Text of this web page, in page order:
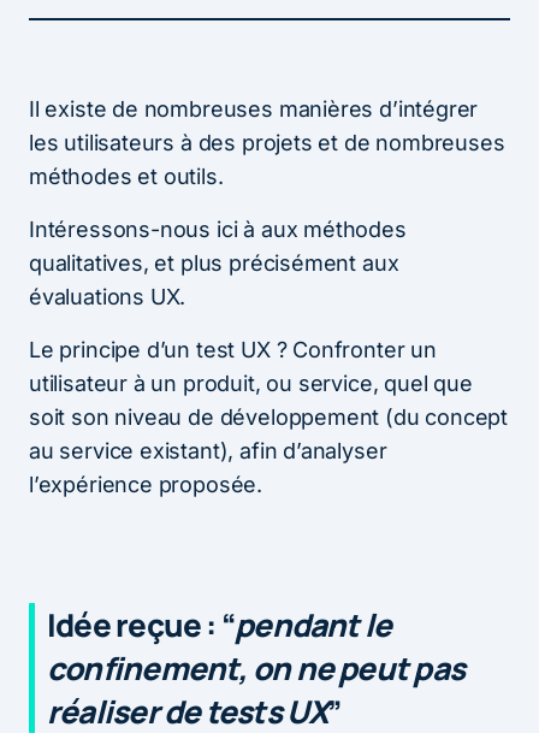
Il existe de nombreuses manières d’intégrer
les utilisateurs à des projets et de nombreuses
méthodes et outils.
Intéressons-nous ici à aux méthodes
qualitatives, et plus précisément aux
évaluations UX.
Le principe d’un test UX ? Confronter un
utilisateur à un produit, ou service, quel que
soit son niveau de développement (du concept
au service existant), afin d’analyser
l’expérience proposée.
Idée reçue : “pendant le
confinement, on ne peut pas
réaliser de tests UX”